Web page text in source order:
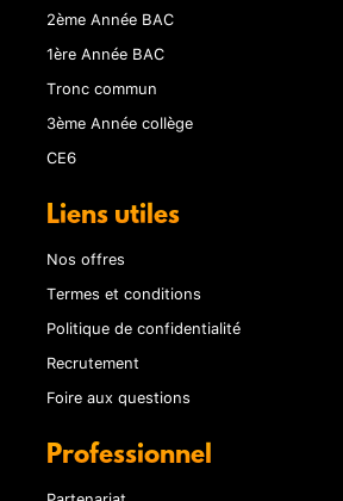
2ème Année BAC
1ère Année BAC
Tronc commun
3ème Année collège
CE6
Liens utiles
Nos offres
Termes et conditions
Politique de confidentialité
Recrutement
Foire aux questions
Professionnel